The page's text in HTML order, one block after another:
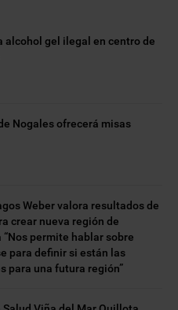
alcohol gel ilegal en centro de
Nogales ofrecerá misas
Weber valora resultados de
crear nueva región de
“Nos permite hablar sobre
para definir si están las
para una futura región”